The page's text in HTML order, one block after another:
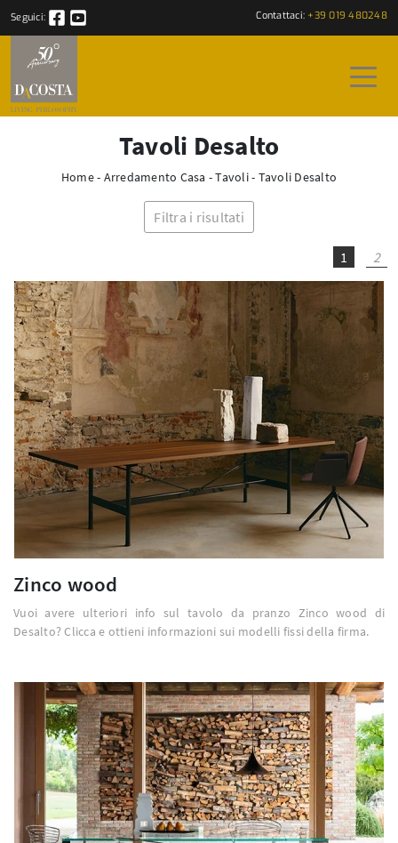
Seguici: Contattaci: +39 019 480248
Tavoli Desalto
Home- Arredamento Casa -Tavoli- Tavoli Desalto
Filtra i risultati
1 2
Zinco wood
Vuoi avere ulteriori info sul tavolo da pranzo Zinco wood di
Desalto? Clicca e ottieni informazioni sui modelli fissi della firma.